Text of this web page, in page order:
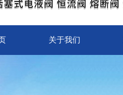
关于我们